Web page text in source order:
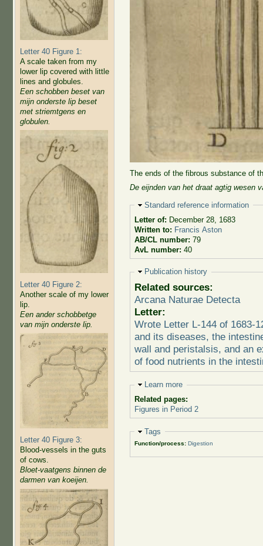
Letter 40 Figure 1:
A scale taken from my
lower lip covered with little
lines and globules.
Een schobben beset van
mijn onderste lip beset
met striemtgens en
globulen.
Letter 40 Figure 2:
Another scale of my lower
lip.
Een ander schobbetge
van mijn onderste lip.
Letter 40 Figure 3:
Blood-vessels in the guts
of cows.
Bloet-vaatgens binnen de
darmen van koeijen.
The ends of the fibrous substance of
De eijnden van het draat agtig wesen
Hide
Standard reference information
Letter of: December 28, 1683
Written to: Francis Aston
AB/CL number: 79
AvL number: 40
Hide
Publication history
Related sources:
Arcana Naturae Detecta
Letter:
Wrote Letter L-144 of 1683-
and its diseases, the
wall and peristalsis, and an
of food nutrients in the
Hide
Learn more
Related pages:
Figures in Period 2
Hide
Tags
Function/process: Digestion